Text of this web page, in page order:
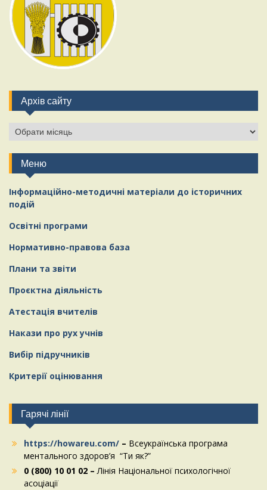
Архів сайту
Архів
Меню
Інформаційно-методичні матеріали до історичних
подій
Освітні програми
Нормативно-правова база
Плани та звіти
Проєктна діяльність
Атестація вчителів
Накази про рух учнів
Вибір підручників
Критерії оцінювання
Гарячі лінії
https://howareu.com/ – Всеукраїнська програма
ментального здоров’я “Ти як?”
0 (800) 10 01 02 –Лінія Національної психологічної
асоціації